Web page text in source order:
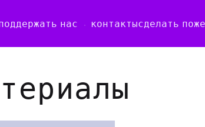
нас контактысделать